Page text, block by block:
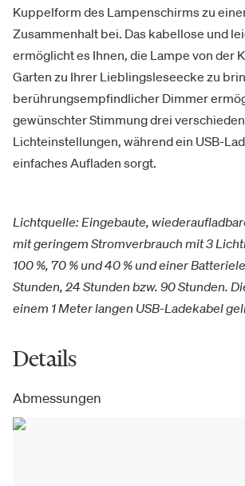
Kuppelform des Lampenschirms zu
Zusammenhalt bei. Das kabellose und
ermöglicht es Ihnen, die Lampe von der
Garten zu Ihrer Lieblingsleseecke zu
berührungsempfindlicher Dimmer
gewünschter Stimmung drei
Lichteinstellungen, während ein USB-
einfaches Aufladen sorgt.
Lichtquelle: Eingebaute,
mit geringem Stromverbrauch mit 3
100 %, 70 % und 40 % und einer
Stunden, 24 Stunden bzw. 90 Stunden.
einem 1 Meter langen USB-Ladekabel
Details
Abmessungen